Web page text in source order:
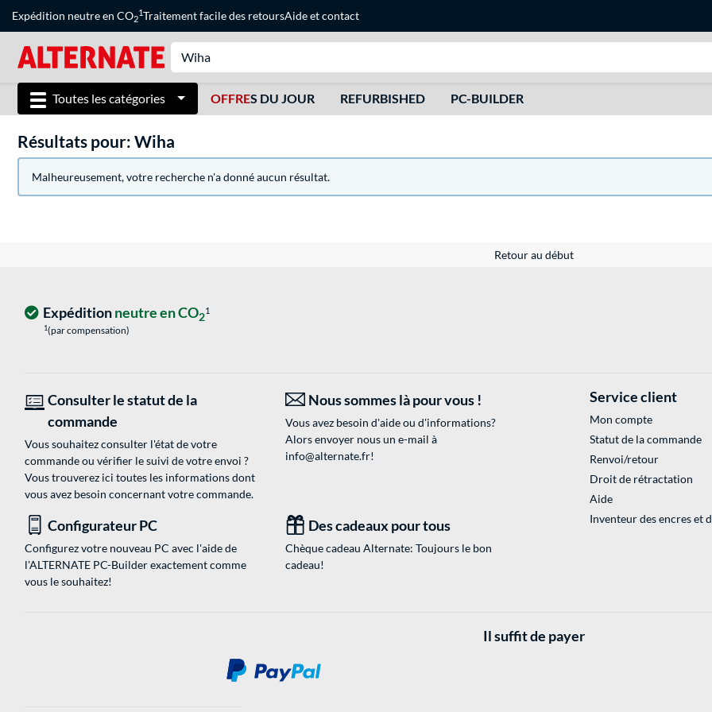
Expédition neutre en CO2
1Traitement facile des retoursAideetcontact
Toutes les catégories OFFRES DU JOUR REFURBISHED PC-BUILDER
Résultats pour: Wiha
Malheureusement, votre recherche n'a donné aucun résultat.
Retour au début
Expéditionneutre en CO21
1(par compensation)
Consulter le statut de la
commande
Vous souhaitez consulter l'état de votre
commande ou vérifier le suivi de votre envoi ?
Vous trouverez ici toutes les informations dont
vous avez besoin concernant votre commande.
Nous sommes là pour vous !
Vous avez besoin d'aide ou d'informations?
Alors envoyer nous un e-mail à
info@alternate.fr!
Configurateur PC
Configurez votre nouveau PC avec l'aide de
l'ALTERNATE PC-Builder exactement comme
vous le souhaitez!
Des cadeaux pour tous
Chèque cadeau Alternate: Toujours le bon
cadeau!
Service client
Mon compte
Statut de la commande
Renvoi/retour
Droit de rétractation
Aide
Inventeur des encres et
Il suffit de payer